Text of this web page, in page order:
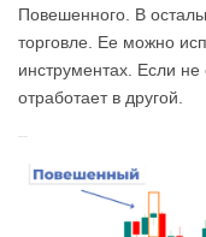
Повешенного. В
торговле. Ее можно
инструментах. Если не
отработает в другой.